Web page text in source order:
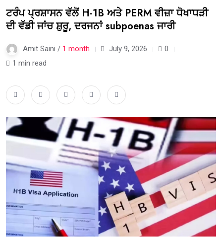
ਟਰੰਪ ਪ੍ਰਸ਼ਾਸਨ ਵੱਲੋਂ H-1B ਅਤੇ PERM ਵੀਜ਼ਾ ਧੋਖਾਧੜੀ
ਦੀ ਵੱਡੀ ਜਾਂਚ ਸ਼ੁਰੂ, ਦਰਜਨਾਂ subpoenas ਜਾਰੀ
Amit Saini / 1 month July 9, 2026
0
1 min read